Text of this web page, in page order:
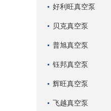
好利旺真空泵
贝克真空泵
普旭真空泵
钰邦真空泵
辉旺真空泵
飞越真空泵